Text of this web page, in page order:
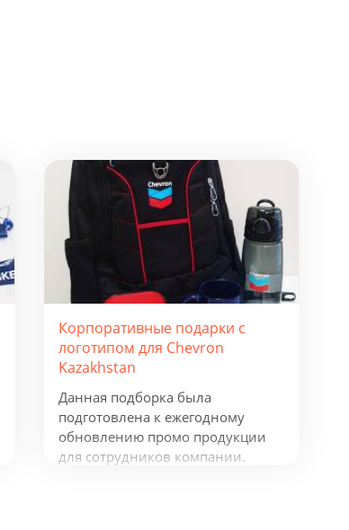
Корпоративные подарки с
логотипом для Chevron
Kazakhstan
Данная подборка была
подготовлена к ежегодному
обновлению промо продукции
для сотрудников компании.